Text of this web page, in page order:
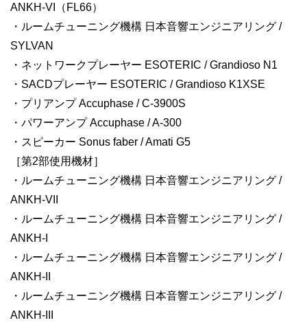
ANKH-VI（FL66）
・ルームチューニング機構 日本音響エンジニアリング /
SYLVAN
・ネットワークプレーヤー ESOTERIC / Grandioso N1
・SACDプレーヤー ESOTERIC / Grandioso K1XSE
・プリアンプ Accuphase / C-3900S
・パワーアンプ Accuphase / A-300
・スピーカー Sonus faber / Amati G5
［第2部使用機材］
・ルームチューニング機構 日本音響エンジニアリング /
ANKH-VII
・ルームチューニング機構 日本音響エンジニアリング /
ANKH-I
・ルームチューニング機構 日本音響エンジニアリング /
ANKH-II
・ルームチューニング機構 日本音響エンジニアリング /
ANKH-III